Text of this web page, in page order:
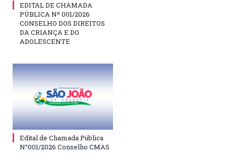
EDITAL DE CHAMADA
PÚBLICA Nº 001/2026
CONSELHO DOS DIREITOS
DA CRIANÇA E DO
ADOLESCENTE
Edital de Chamada Pública
N°001/2026 Conselho CMAS